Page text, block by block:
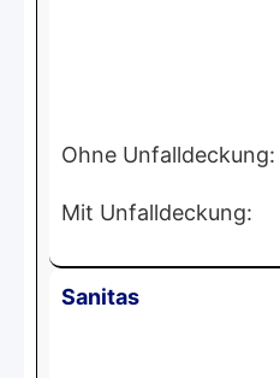
Ohne Unfalldeckung:
Mit Unfalldeckung:
Sanitas